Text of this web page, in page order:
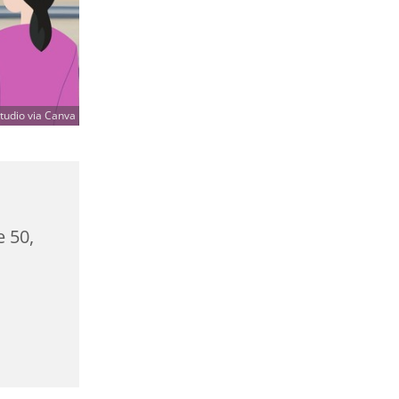
via Canva
50,